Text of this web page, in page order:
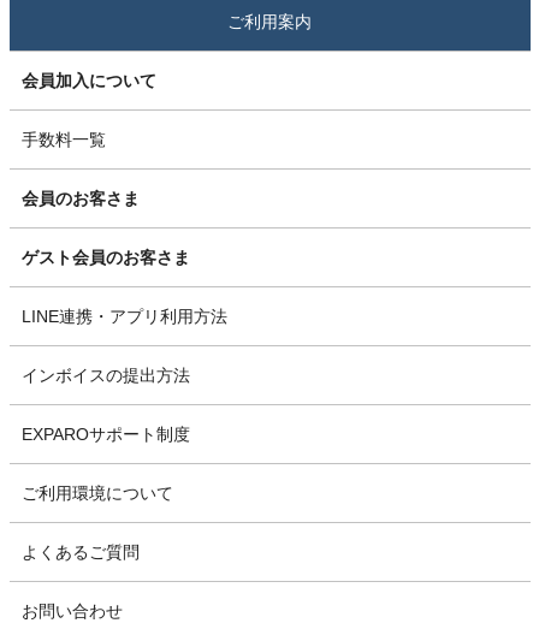
ご利用案内
会員加入について
手数料一覧
会員のお客さま
ゲスト会員のお客さま
LINE連携・アプリ利用方法
インボイスの提出方法
EXPAROサポート制度
ご利用環境について
よくあるご質問
お問い合わせ